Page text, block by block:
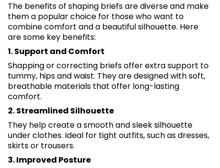
The benefits of shaping briefs are diverse and make
them a popular choice for those who want to
combine comfort and a beautiful silhouette. Here
are some key benefits:
1. Support and Comfort
Shapping or correcting briefs offer extra support to
tummy, hips and waist. They are designed with soft,
breathable materials that offer long-lasting
comfort.
2. Streamlined Silhouette
They help create a smooth and sleek silhouette
under clothes. Ideal for tight outfits, such as dresses,
skirts or trousers.
3. Improved Posture